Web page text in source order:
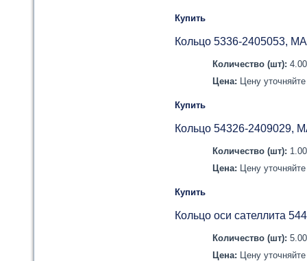
Купить
Кольцо 5336-2405053,
Количество (шт):
Цена: Цену
Купить
Кольцо 54326-2409029,
Количество (шт):
Цена: Цену
Купить
Кольцо оси сателлита
Количество (шт):
Цена: Цену